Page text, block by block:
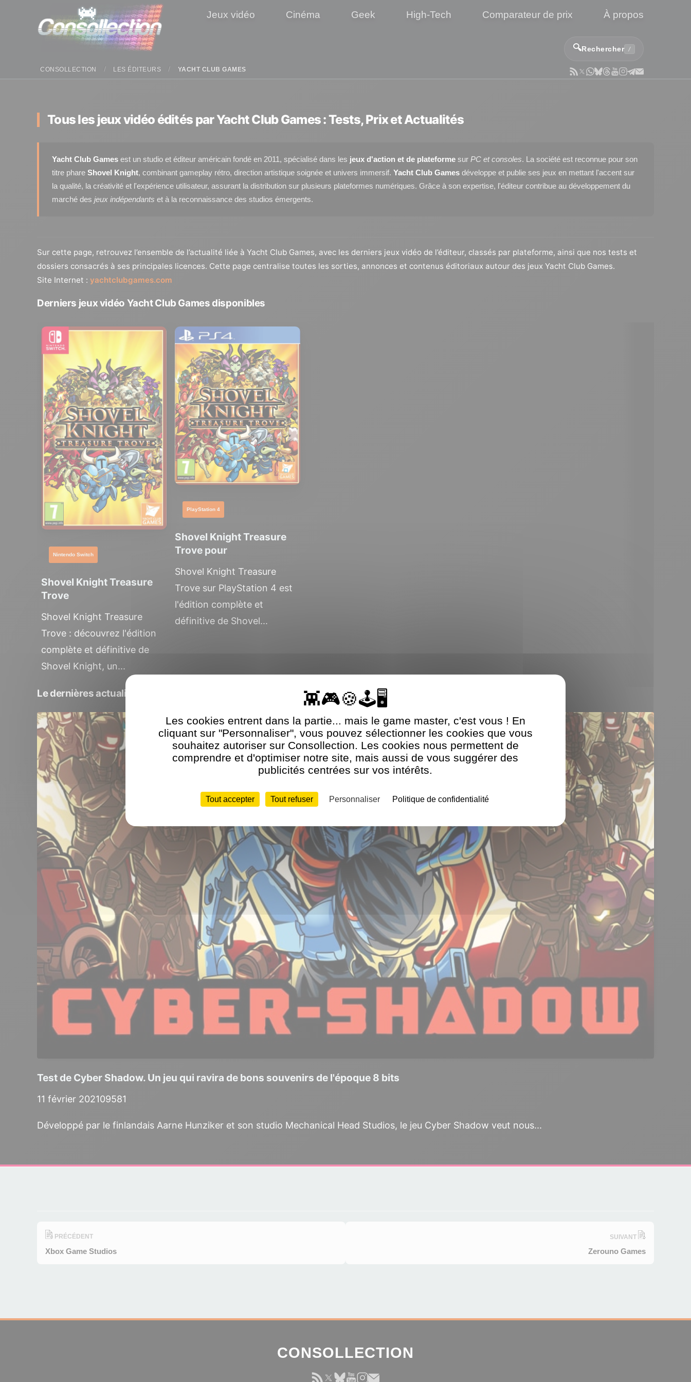
Jeux vidéo Cinéma Geek High-Tech Comparateur de prix À propos
CONSOLLECTION LES ÉDITEURS YACHT CLUB GAMES
🔍Rechercher /
Tous les jeux vidéo édités par Yacht Club Games : Tests, Prix et Actualités
Yacht Club Games est un studio et éditeur américain fondé en 2011, spécialisé dans les jeux d'action et de plateforme sur PC et consoles. La société est reconnue pour son
titre phare Shovel Knight, combinant gameplay rétro, direction artistique soignée et univers immersif. Yacht Club Games développe et publie ses jeux en mettant l'accent sur
la qualité, la créativité et l'expérience utilisateur, assurant la distribution sur plusieurs plateformes numériques. Grâce à son expertise, l'éditeur contribue au développement du
marché des jeux indépendants et à la reconnaissance des studios émergents.
Sur cette page, retrouvez l’ensemble de l’actualité liée à Yacht Club Games, avec les derniers jeux vidéo de l’éditeur, classés par plateforme, ainsi que nos tests et
dossiers consacrés à ses principales licences. Cette page centralise toutes les sorties, annonces et contenus éditoriaux autour des jeux Yacht Club Games.
Site Internet : yachtclubgames.com
Derniers jeux vidéo Yacht Club Games disponibles
Nintendo Switch
Shovel Knight Treasure
Trove
Shovel Knight Treasure
Trove : découvrez l'édition
complète et définitive de
Shovel Knight, un...
PlayStation 4
Shovel Knight Treasure
Trove pour
Shovel Knight Treasure
Trove sur PlayStation 4 est
l'édition complète et
définitive de Shovel...
Le dernières actualités autour des jeux Yacht Club Games
Test de Cyber Shadow. Un jeu qui ravira de bons souvenirs de l'époque 8 bits
11 février 202109581
Développé par le finlandais Aarne Hunziker et son studio Mechanical Head Studios, le jeu Cyber Shadow veut nous...
PRÉCÉDENT
Xbox Game Studios
SUIVANT
Zerouno Games
CONSOLLECTION
Panneau de gestion des cookies
Les cookies entrent dans la partie... mais le game master, c'est vous ! En
cliquant sur "Personnaliser", vous pouvez sélectionner les cookies que vous
souhaitez autoriser sur Consollection. Les cookies nous permettent de
comprendre et d'optimiser notre site, mais aussi de vous suggérer des
publicités centrées sur vos intérêts.
Tout accepter Tout refuser Personnaliser Politique de confidentialité